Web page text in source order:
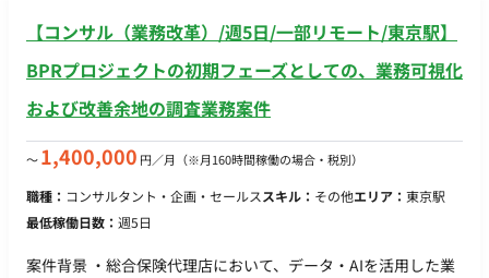
決、結果検証、次の打ち手まで一連を回し続ける ・実行力とそ
れを支える思考力を備えた方を求めている 【作業内容】 ・クリ
た課題の把握と信頼づくり ・新規クリエイターの開拓: まだ始
めていないクリエイターへの個別アプローチ、面談の獲得と活
動開始までの後押し ・売上・収益の改善支援: 投稿・販売設計
の改善提案、キャンペーンの活用など ・継続的な伴走: 進捗の
フォロー、施策の効果検証と次の打ち手への反映 ・社内連携:
ビス改善を推進
【コンサル（業務改革）/週5日/一部リモート/東京駅】
BPRプロジェクトの初期フェーズとしての、業務可視化
および改善余地の調査業務案件
〜1,400,000 円／月 （※月160時間稼働の場合・税別）
職種： コンサルタント・企画・セールススキル： その他エリア： 東京駅
最低稼働日数： 週5日
案件背景 ・総合保険代理店において、データ・AIを活用した業